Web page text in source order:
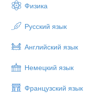
Физика
Русский язык
Английский язык
Немецкий язык
Французский язык